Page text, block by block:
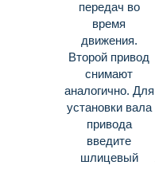
передач во
время
движения.
Второй привод
снимают
аналогично. Для
установки вала
привода
введите
шлицевый